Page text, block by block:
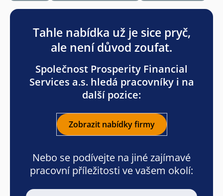
Tahle nabídka už je sice pryč,
ale není důvod zoufat.
Společnost Prosperity Financial
Services a.s. hledá pracovníky i na
další pozice:
Zobrazit nabídky firmy
Nebo se podívejte na jiné zajímavé
pracovní příležitosti ve vašem okolí: